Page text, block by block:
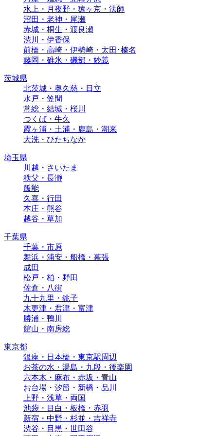
水上・月夜野・猿ヶ京・法師
沼田・老神・尾瀬
赤城・桐生・渡良瀬
渋川・伊香保
前橋・高崎・伊勢崎・太田･榛名
藤岡・碓氷・磯部・妙義
茨城県
北茨城・奥久慈・日立
水戸・笠間
常総・結城・桜川
つくば・牛久
霞ヶ浦・土浦・鹿島・潮来
大洗・ひたちなか
埼玉県
川越・さいたま
秩父・長瀞
飯能
久喜・行田
本庄・熊谷
越谷・草加
千葉県
千葉・市原
舞浜・浦安・船橋・幕張
成田
松戸・柏・野田
佐倉・八街
九十九里・銚子
木更津・君津・富津
勝浦・鴨川
館山・南房総
東京都
銀座・日本橋・東京駅周辺
お茶の水・湯島・九段・後楽園
六本木・麻布・赤坂・青山
お台場・汐留・新橋・品川
上野・浅草・両国
池袋・目白・板橋・赤羽
新宿・中野・杉並・吉祥寺
渋谷・目黒・世田谷